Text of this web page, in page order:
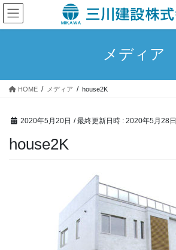
コ
ン
テ
ス
ナ
ビ
ゲ
ン
メディア
HOME メディア house2K
2020年5月20日 / 最終更新日時 : 2020年5月28日
house2K